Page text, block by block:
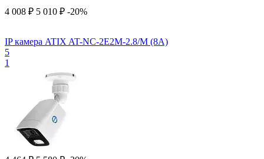
4 008 ₽ 5 010 ₽ -20%
IP камера ATIX AT-NC-2E2M-2.8/M (8A)
5
1